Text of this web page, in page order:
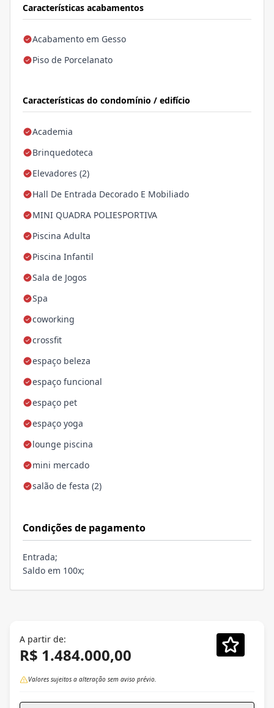
Características acabamentos
Acabamento em Gesso
Piso de Porcelanato
Características do condomínio / edifício
Academia
Brinquedoteca
Elevadores (2)
Hall De Entrada Decorado E Mobiliado
MINI QUADRA POLIESPORTIVA
Piscina Adulta
Piscina Infantil
Sala de Jogos
Spa
coworking
crossfit
espaço beleza
espaço funcional
espaço pet
espaço yoga
lounge piscina
mini mercado
salão de festa (2)
Condições de pagamento
Entrada;
Saldo em 100x;
A partir de:
R$ 1.484.000,00
Valores sujeitos a alteração sem aviso prévio.